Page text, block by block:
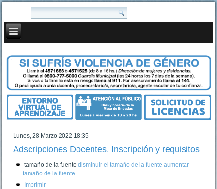
Lunes, 28 Marzo 2022 18:35
Adscripciones Docentes. Inscripción y requisitos
tamaño de la fuente disminuir el tamaño de la fuente aumentar
tamaño de la fuente
Imprimir